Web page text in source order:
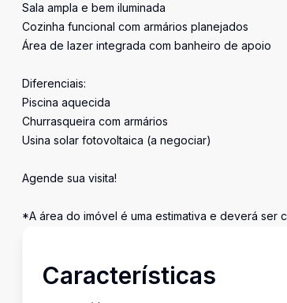
Sala ampla e bem iluminada
Cozinha funcional com armários planejados
Área de lazer integrada com banheiro de apoio
Diferenciais:
Piscina aquecida
Churrasqueira com armários
Usina solar fotovoltaica (a negociar)
Agende sua visita!
*A área do imóvel é uma estimativa e deverá ser
Características